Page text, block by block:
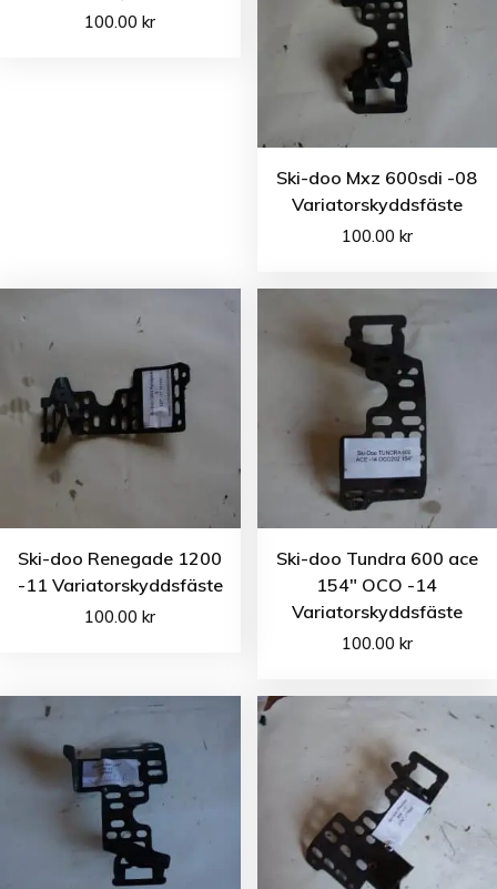
100.00kr
Ski-doo Mxz 600sdi -08
Variatorskyddsfäste
100.00 kr
Ski-doo Renegade 1200
-11 Variatorskyddsfäste
100.00kr
Ski-doo Tundra 600 ace
154″ OCO -14
Variatorskyddsfäste
100.00 kr